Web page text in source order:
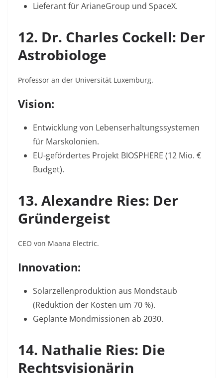
Lieferant für ArianeGroup und SpaceX.
12. Dr. Charles Cockell: Der
Astrobiologe
Professor an der Universität Luxemburg.
Vision:
Entwicklung von Lebenserhaltungssystemen
für Marskolonien.
EU-gefördertes Projekt BIOSPHERE (12 Mio. €
Budget).
13. Alexandre Ries: Der
Gründergeist
CEO von Maana Electric.
Innovation:
Solarzellenproduktion aus Mondstaub
(Reduktion der Kosten um 70 %).
Geplante Mondmissionen ab 2030.
14. Nathalie Ries: Die
Rechtsvisionärin